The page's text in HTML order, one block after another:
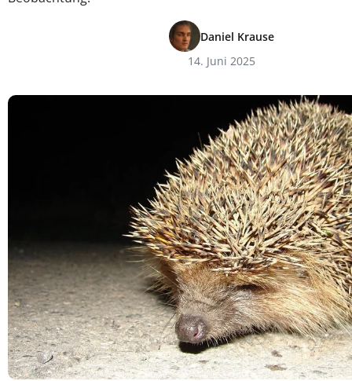
Daniel Krause
14. Juni 2025